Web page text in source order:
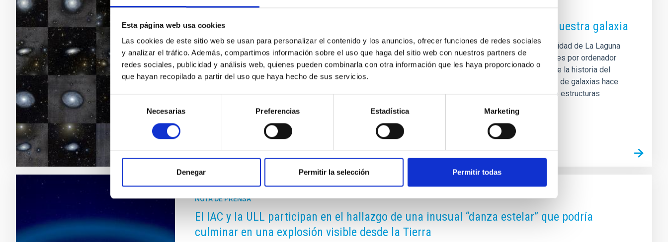
Esta página web usa cookies
Las cookies de este sitio web se usan para personalizar el contenido y los anuncios, ofrecer funciones de redes sociales
y analizar el tráfico. Además, compartimos información sobre el uso que haga del sitio web con nuestros partners de
redes sociales, publicidad y análisis web, quienes pueden combinarla con otra información que les haya proporcionado o
que hayan recopilado a partir del uso que haya hecho de sus servicios.
consentimiento
Necesarias Preferencias Estadística Marketing
Denegar Permitir la selección Permitir todas
NOTA DE PRENSA
Los primeros resultados del proyecto BEARD explican la supervivencia de nuestra galaxia
El proyecto internacional BEARD, liderado desde el Instituto de Astrofísica de Canarias (IAC) y la Universidad de La Laguna
(ULL), ha usado datos de varios telescopios del Observatorio del Roque de los Muchachos y simulaciones por ordenador
para explicar cómo galaxias análogas a la Vía Láctea han conseguido superar las etapas más violentas de la historia del
Universo. El modelo actual de evolución del Universo predice una época dominada por fusiones mayores de galaxias hace
unos diez mil millones de años. “Se trata de interacciones violentas, durante las cuales es previsible que estructuras
Fecha de publicación 20/05/2026 - 14:09:54
NOTA DE PRENSA
El IAC y la ULL participan en el hallazgo de una inusual “danza estelar” que podría
culminar en una explosión visible desde la Tierra